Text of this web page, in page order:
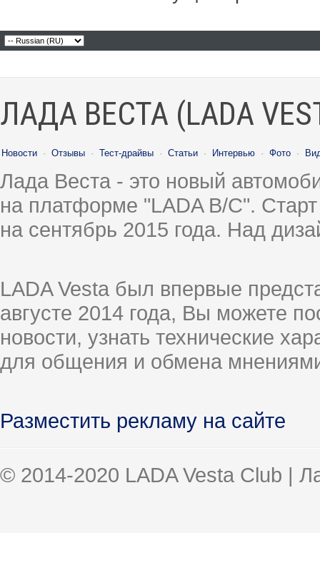
ЛАДА ВЕСТА (LADA
Новости · Отзывы · Тест-драйвы · Статьи · Интервью · Фото ·
Лада Веста - это новый
на платформе "LADA B/C".
на сентябрь 2015 года. Над
LADA Vesta был впервые
августе 2014 года, Вы можете
новости, узнать технические
для общения и обмена
Разместить рекламу на сайте
© 2014-2020 LADA Vesta Club |